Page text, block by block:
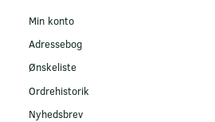
Min konto
Adressebog
Ønskeliste
Ordrehistorik
Nyhedsbrev